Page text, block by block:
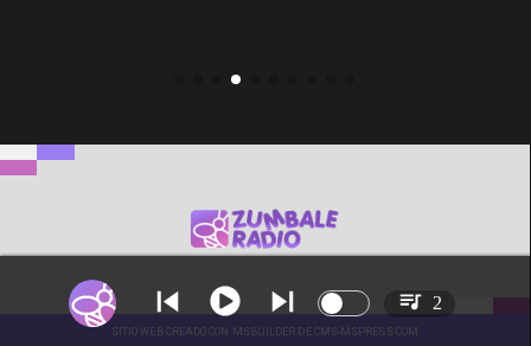
SITIO WEB CREADO CON MSBUILDER DE CMS-MSPRESS.COM
2